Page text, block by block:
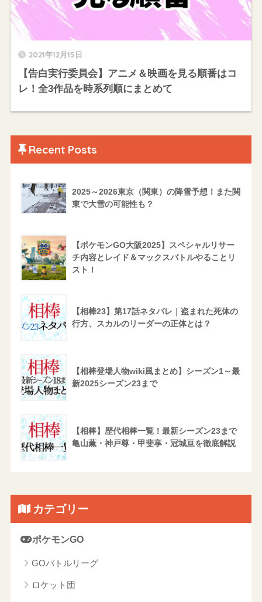
2021年12月15日
【告白実行委員会】アニメ＆映画を見る順番はコ
レ！全3作品を時系列順にまとめて
Recent Posts
2025～2026東京（関東）の降雪予想！また関
東で大雪の可能性も？
【ポケモンGO大阪2025】スペシャルリサー
チ内容とレイド＆マックスバトルやることリ
スト！
【相棒23】第17話ネタバレ｜盗まれた死体の
行方、スカルのリーダーの正体とは？
【相棒登場人物wiki風まとめ】シーズン1～最
新2025シーズン23まで
【相棒】歴代相棒一覧！最新シーズン23まで
亀山薫・神戸尊・甲斐享・冠城亘を徹底解説
カテゴリー
ポケモンGO
GOバトルリーグ
ロケット団